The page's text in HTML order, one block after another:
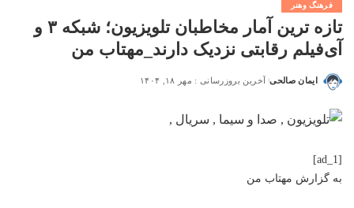
فرهنگ وهنر
تازه ترین آمار مخاطبان تلویزیون؛ شبکه ۳ و
آی‌فیلم رقابتی نزدیک دارند_مهتاب من
ایمان صالحی آخرین بروزرسانی : مهر ۱۸, ۱۴۰۴
[ad_1]
به گزارش مهتاب من